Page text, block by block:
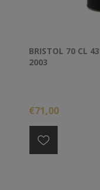
BRISTOL 70 CL
2003
€71,00